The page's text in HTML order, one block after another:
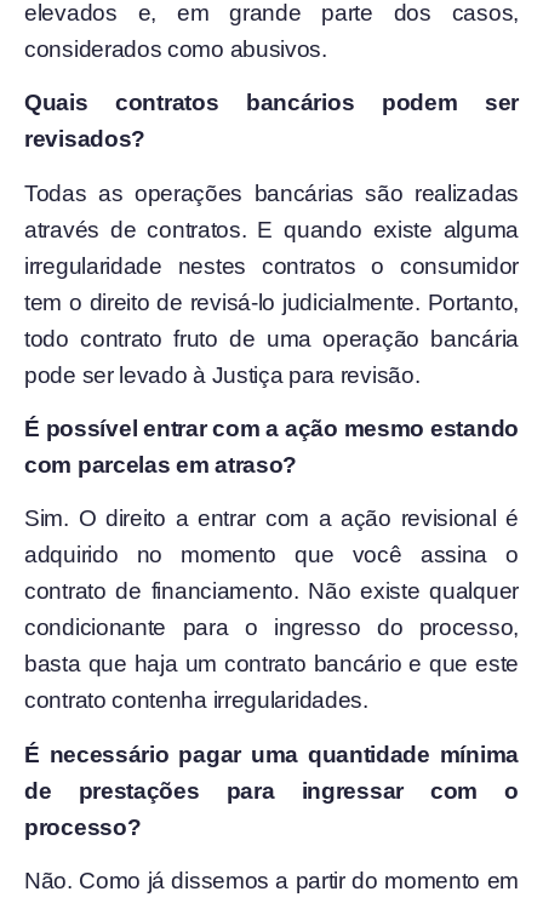
elevados e, em grande parte dos casos,
considerados como abusivos.
Quais contratos bancários podem ser
revisados?
Todas as operações bancárias são realizadas
através de contratos. E quando existe alguma
irregularidade nestes contratos o consumidor
tem o direito de revisá-lo judicialmente. Portanto,
todo contrato fruto de uma operação bancária
pode ser levado à Justiça para revisão.
É possível entrar com a ação mesmo estando
com parcelas em atraso?
Sim. O direito a entrar com a ação revisional é
adquirido no momento que você assina o
contrato de financiamento. Não existe qualquer
condicionante para o ingresso do processo,
basta que haja um contrato bancário e que este
contrato contenha irregularidades.
É necessário pagar uma quantidade mínima
de prestações para ingressar com o
processo?
Não. Como já dissemos a partir do momento em